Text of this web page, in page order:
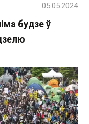
будзе ў
05.05.2024